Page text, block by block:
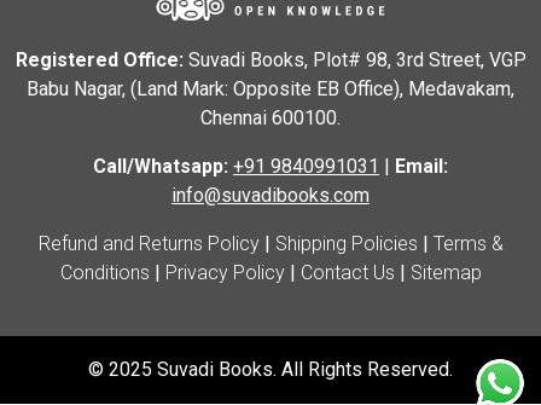
Registered Office: Suvadi Books, Plot# 98, 3rd Street, VGP
Babu Nagar, (Land Mark: Opposite EB Office), Medavakam,
Chennai 600100.
Call/Whatsapp: +91 9840991031 | Email:
info@suvadibooks.com
Refund and Returns Policy| Shipping Policies | Terms &
Conditions | Privacy Policy| Contact Us | Sitemap
© 2025 Suvadi Books. All Rights Reserved.